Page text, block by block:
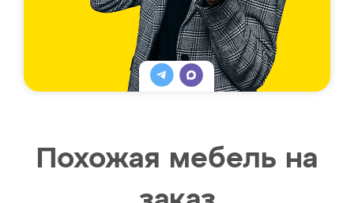
Похожая мебель на